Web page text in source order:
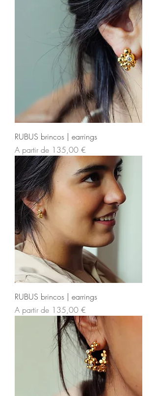
RUBUS brincos | earrings
A partir de 135,00 €
Preço promocional
RUBUS brincos | earrings
A partir de 135,00 €
Preço promocional